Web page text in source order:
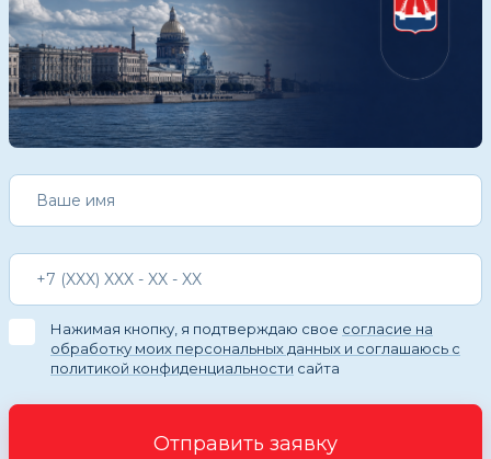
Нажимая кнопку, я подтверждаю свое согласие на
обработку моих персональных данных и соглашаюсь с
политикой конфиденциальности сайта
Отправить заявку